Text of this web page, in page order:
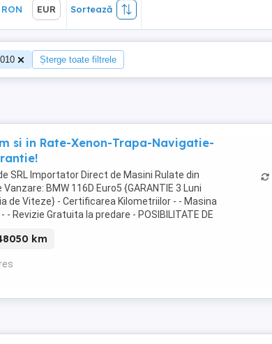
RON EUR Sortează
Șterge toate filtrele
si in Rate-Xenon-Trapa-Navigatie-
SRL Importator Direct de Masini Rulate din
BMW 116D Euro5 {GARANTIE 3 Luni
de Viteze} - Certificarea Kilometriilor - - Masina
- Revizie Gratuita la predare - POSIBILITATE DE
km